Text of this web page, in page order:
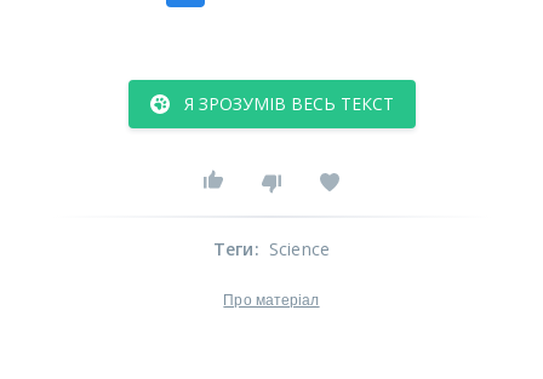
Я ЗРОЗУМІВ ВЕСЬ ТЕКСТ
Теги: Science
Про матеріал